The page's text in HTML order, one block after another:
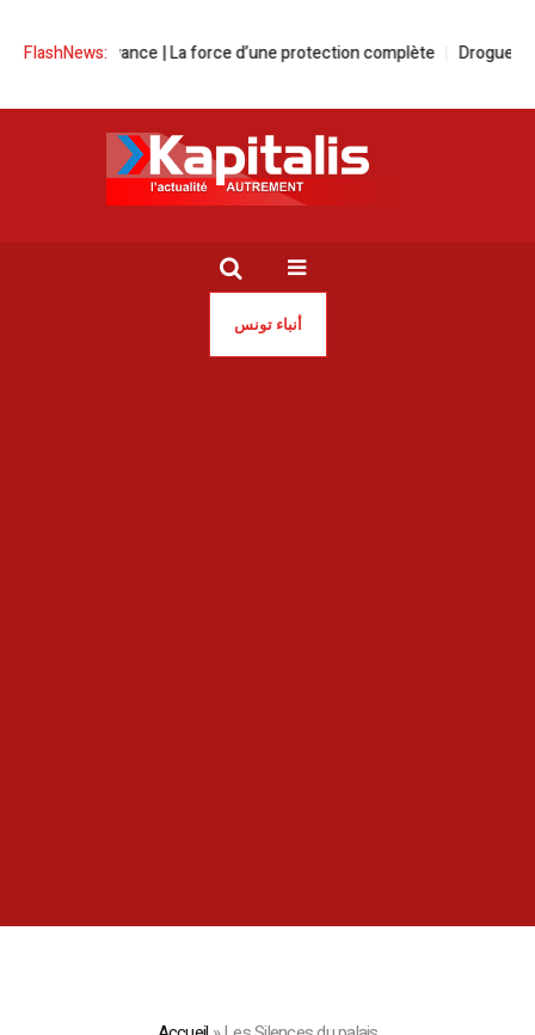
FlashNews:
Prévoyance | La force d’une protection complète Drogue |
أنباء تونس